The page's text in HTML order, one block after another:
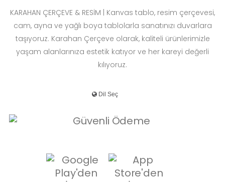
KARAHAN ÇERÇEVE & RESİM | Kanvas tablo, resim çerçevesi,
cam, ayna ve yağlı boya tablolarla sanatınızı duvarlara
taşıyoruz. Karahan Çerçeve olarak, kaliteli ürünlerimizle
yaşam alanlarınıza estetik katıyor ve her kareyi değerli
kılıyoruz.